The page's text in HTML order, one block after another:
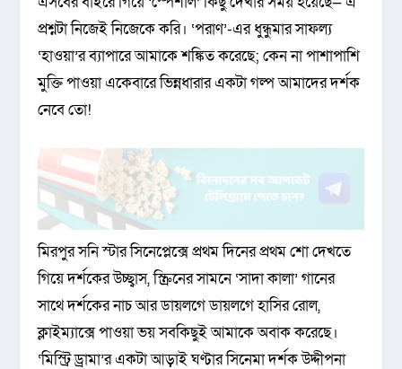
প্রশ্নটা নিজেই নিজেকে করি। ‘পরাণ’-এর ধুন্ধুমার সাফল্য
‘হাওয়া’র ব্যাপারে আমাকে শঙ্কিত করেছে; কেন না পাশাপাশি
মুক্তি পাওয়া একেবারে ভিন্নধারার একটা গল্প আমাদের দর্শক
নেবে তো!
মিরপুর সনি স্টার সিনেপ্লেক্সে প্রথম দিনের প্রথম শো দেখতে
গিয়ে দর্শকের উচ্ছ্বাস, স্ক্রিনের সামনে ‘সাদা কালা’ গানের
সাথে দর্শকের নাচ আর ডায়লগে ডায়লগে হাসির রোল,
ক্লাইম্যাক্সে পাওয়া ভয় সবকিছুই আমাকে অবাক করেছে।
‘মিস্ট্রি ড্রামা’র একটা আড়াই ঘণ্টার সিনেমা দর্শক উদ্দীপনা